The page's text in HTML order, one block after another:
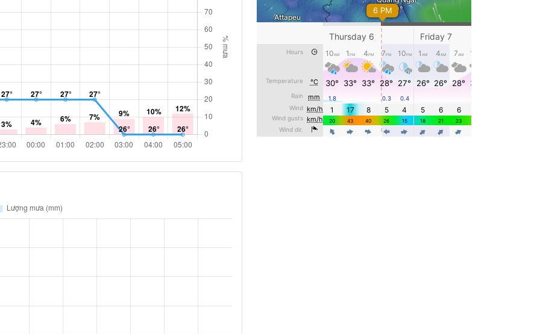
4% % 7.2 km/h
0% % 13 km/h
2% % 14.8 km/h